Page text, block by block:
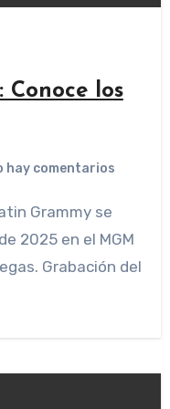
Conoce los
hay comentarios
2025 en el MGM
Grabación del